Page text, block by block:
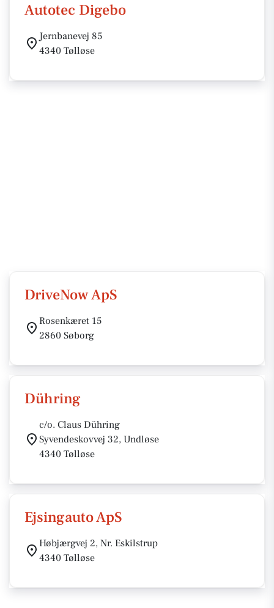
Autotec Digebo
Jernbanevej 85
4340 Tølløse
DriveNow ApS
Rosenkæret 15
2860 Søborg
Dühring
c/o. Claus Dühring
Syvendeskovvej 32, Undløse
4340 Tølløse
Ejsingauto ApS
Høbjærgvej 2, Nr. Eskilstrup
4340 Tølløse